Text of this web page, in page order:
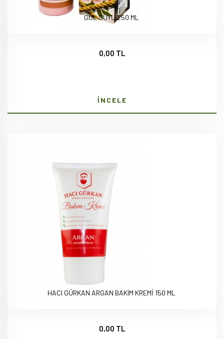
GÜL SUYU 250 ML
0,00 TL
İNCELE
HACI GÜRKAN ARGAN BAKIM KREMİ 150 ML
0,00 TL